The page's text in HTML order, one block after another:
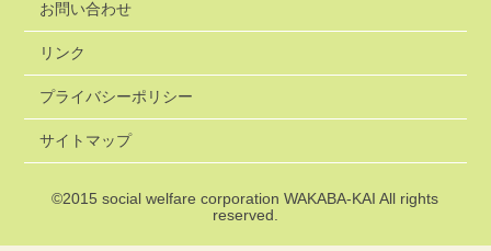
お問い合わせ
リンク
プライバシーポリシー
サイトマップ
©2015social welfare corporation WAKABA-KAI All rights
reserved.